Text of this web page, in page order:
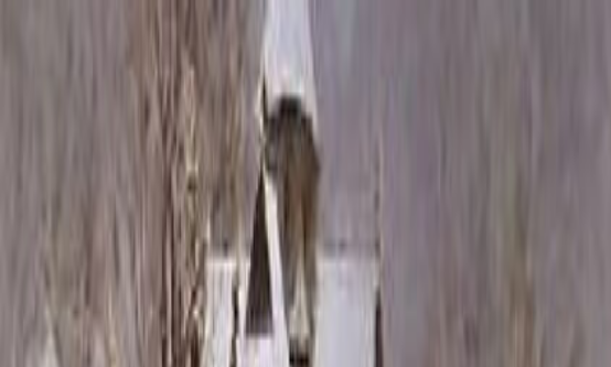
Блог Гарантия
Услуги